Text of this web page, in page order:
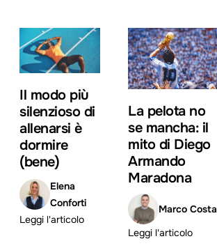
Il modo più
silenzioso di
allenarsi è
dormire
(bene)
Elena
Conforti
Leggi l'articolo
La pelota no
se mancha: il
mito di Diego
Armando
Maradona
Marco Costa
Leggi l'articolo